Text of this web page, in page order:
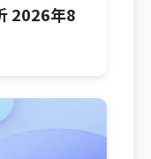
2026年8